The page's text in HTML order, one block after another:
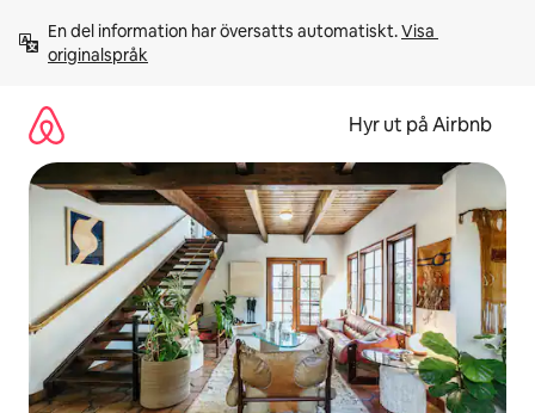
innehåll
En del information har översatts automatiskt. Visa
originalspråk
Hyr ut på Airbnb